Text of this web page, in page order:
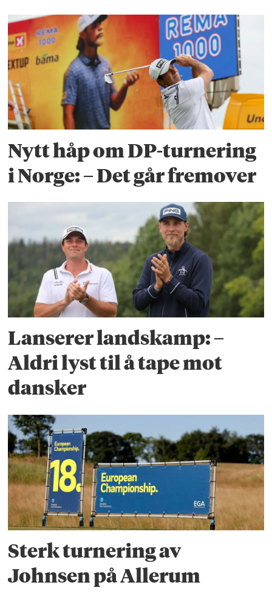
Nytt håp om DP-turnering
i Norge: – Det går fremover
Lanserer landskamp: –
Aldri lyst til å tape mot
dansker
Sterk turnering av
Johnsen på Allerum